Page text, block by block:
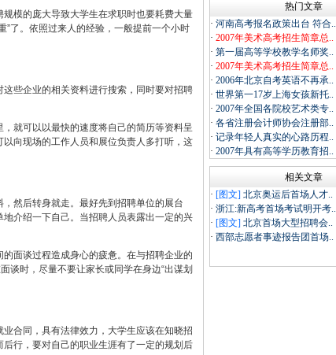
模的庞大导致大学生在求职时也要耗费大量
”了。依照过来人的经验，一般提前一个小时
些企业的相关资料进行搜索，同时要对招聘
就可以以最快的速度将自己的简历等资料呈
向现场的工作人员和展位负责人多打听，这
然后转身就走。最好先到招聘单位的展台
介绍一下自己。当招聘人员表露出一定的兴
面谈过程造成身心的疲惫。在与招聘企业的
谈时，尽量不要让家长或同学在身边“出谋划
合同，具有法律效力，大学生应该在知晓招
行，要对自己的职业生涯有了一定的规划后
热门文章
· 河南高考报名政策出台 符合..
· 2007年美术高考招生简章总..
· 第一届高等学校教学名师奖..
· 2007年美术高考招生简章总..
· 2006年北京自考英语不再承..
· 世界第一17岁上海女孩新托..
· 2007年全国各院校艺术类专..
· 各省注册会计师协会注册部..
· 记录年轻人真实的心路历程..
· 2007年具有高等学历教育招..
相关文章
· [图文] 北京奥运后首场人才..
· 浙江:新高考首场考试明开考..
· [图文] 北京首场大型招聘会..
· 西部志愿者事迹报告团首场..